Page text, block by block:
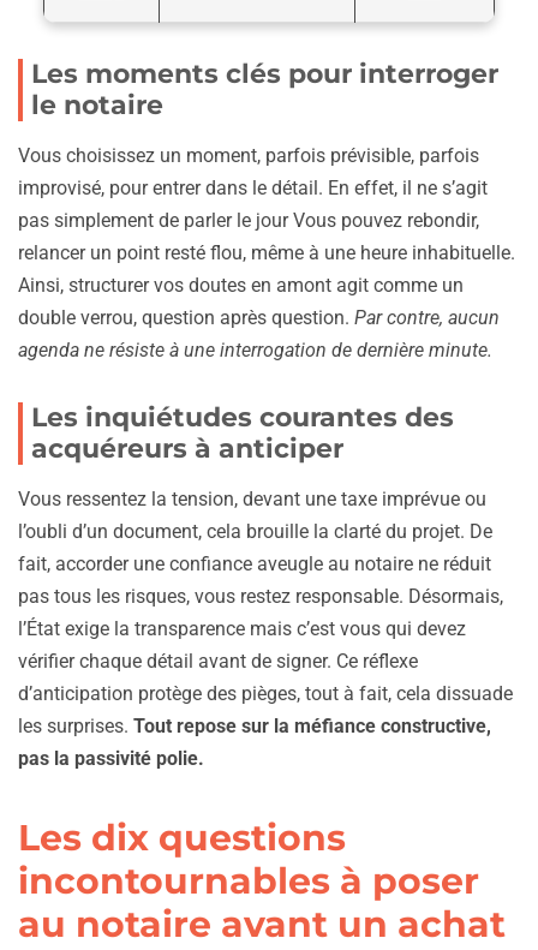
Les moments clés pour interroger
le notaire
Vous choisissez un moment, parfois prévisible, parfois
improvisé, pour entrer dans le détail. En effet, il ne s’agit
pas simplement de parler le jour Vous pouvez rebondir,
relancer un point resté flou, même à une heure inhabituelle.
Ainsi, structurer vos doutes en amont agit comme un
double verrou, question après question. Par contre, aucun
agenda ne résiste à une interrogation de dernière minute.
Les inquiétudes courantes des
acquéreurs à anticiper
Vous ressentez la tension, devant une taxe imprévue ou
l’oubli d’un document, cela brouille la clarté du projet. De
fait, accorder une confiance aveugle au notaire ne réduit
pas tous les risques, vous restez responsable. Désormais,
l’État exige la transparence mais c’est vous qui devez
vérifier chaque détail avant de signer. Ce réflexe
d’anticipation protège des pièges, tout à fait, cela dissuade
les surprises. Tout repose sur la méfiance constructive,
pas la passivité polie.
Les dix questions
incontournables à poser
au notaire avant un achat